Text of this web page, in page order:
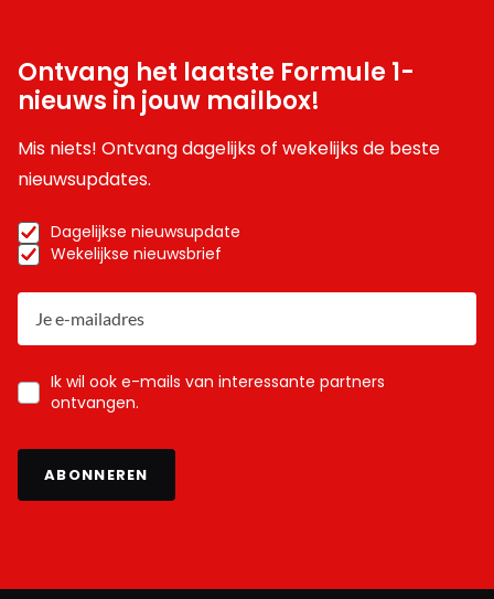
Ontvang het laatste Formule 1-
nieuws in jouw mailbox!
Mis niets! Ontvang dagelijks of wekelijks de beste
nieuwsupdates.
Dagelijkse nieuwsupdate
Wekelijkse nieuwsbrief
Ik wil ook e-mails van interessante partners
ontvangen.
ABONNEREN